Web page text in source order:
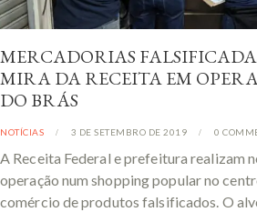
MERCADORIAS
MIRA DA RECEITA EM
DO BRÁS
NOTÍCIAS 3 DE SETEMBRO DE 2019 0
A Receita Federal e prefeitura realizam
operação num shopping popular no
comércio de produtos falsificados. O